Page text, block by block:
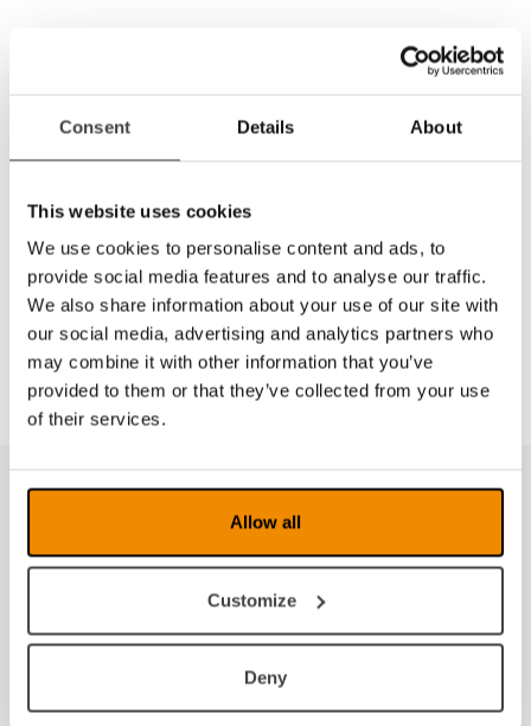
Consent Details About
This website uses cookies
We use cookies to personalise content and ads, to
provide social media features and to analyse our traffic.
We also share information about your use of our site with
our social media, advertising and analytics partners who
may combine it with other information that you’ve
provided to them or that they’ve collected from your use
of their services.
Allow all
Customize
Deny
Linsestørrelse
13,2 cm
Forstørrelse
2,5x / 6D
Lyskilde
Dimbar
Nei
Fargetemperatur
6500K
Lampearm
90 cm
Størrelse
28 x 10 x 118 cm
Vekt
2,665 kg
Produkter fra samme kategori
Bilde mangler